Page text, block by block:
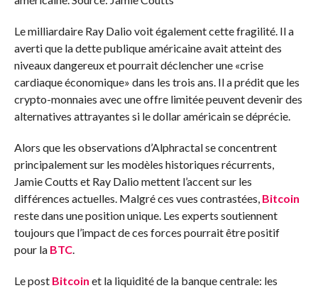
Le milliardaire Ray Dalio voit également cette fragilité. Il a
averti que la dette publique américaine avait atteint des
niveaux dangereux et pourrait déclencher une «crise
cardiaque économique» dans les trois ans. Il a prédit que les
crypto-monnaies avec une offre limitée peuvent devenir des
alternatives attrayantes si le dollar américain se déprécie.
Alors que les observations d’Alphractal se concentrent
principalement sur les modèles historiques récurrents,
Jamie Coutts et Ray Dalio mettent l’accent sur les
différences actuelles. Malgré ces vues contrastées, Bitcoin
reste dans une position unique. Les experts soutiennent
toujours que l’impact de ces forces pourrait être positif
pour la BTC.
Le post Bitcoin et la liquidité de la banque centrale: les